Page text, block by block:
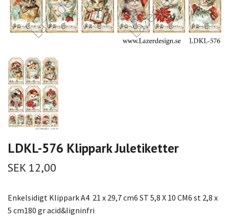
LDKL-576 Klippark Juletiketter
SEK 12,00
Enkelsidigt Klippark A4 21 x 29,7 cm6 ST 5,8 X 10 CM6 st 2,8 x
5 cm180 gr acid&ligninfri